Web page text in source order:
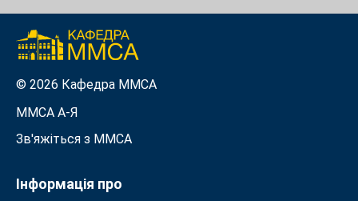
© 2026 Кафедра ММСА
ММСА A-Я
Зв'яжіться з MMСА
Інформація про